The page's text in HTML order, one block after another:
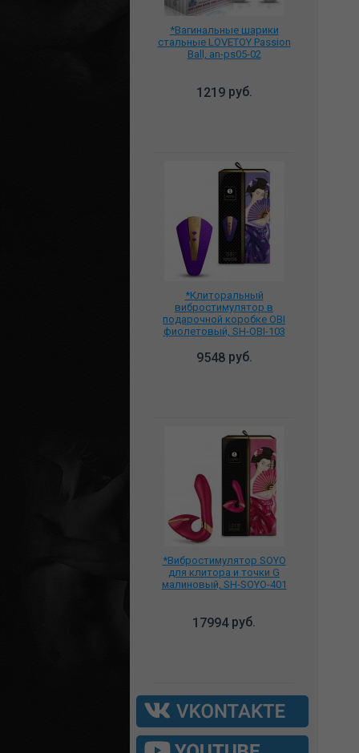
*Вагинальные шарики
стальные LOVETOY Passion
Ball, an-ps05-02
1219руб.
*Клиторальный
вибростимулятор в
подарочной коробке OBI
фиолетовый, SH-OBI-103
9548руб.
*Вибростимулятор SOYO
для клитора и точки G
малиновый, SH-SOYO-401
17994руб.